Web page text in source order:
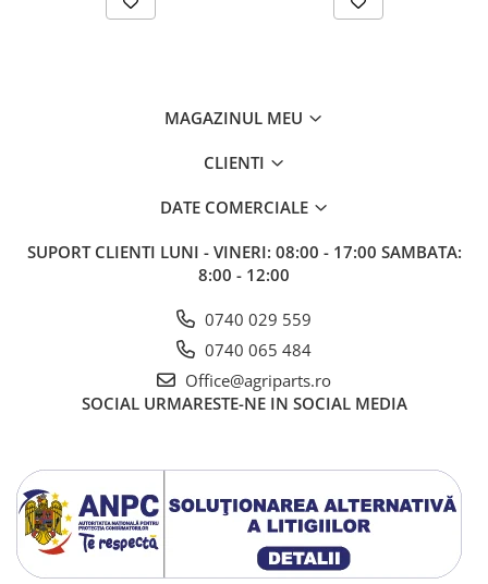
MAGAZINUL MEU
CLIENTI
DATE COMERCIALE
SUPORT CLIENTI LUNI - VINERI: 08:00 - 17:00 SAMBATA:
8:00 - 12:00
0740 029 559
0740 065 484
Office@agriparts.ro
SOCIAL URMARESTE-NE IN SOCIAL MEDIA